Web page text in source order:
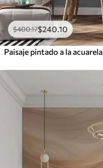
$400.17$240.10
Paisaje pintado a la acuarela